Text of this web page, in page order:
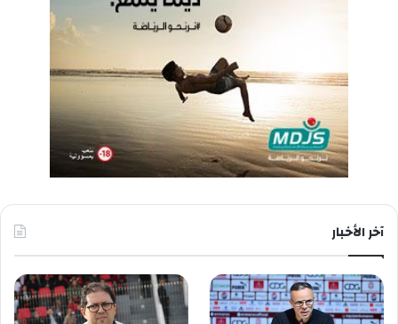
آخر الأخبار